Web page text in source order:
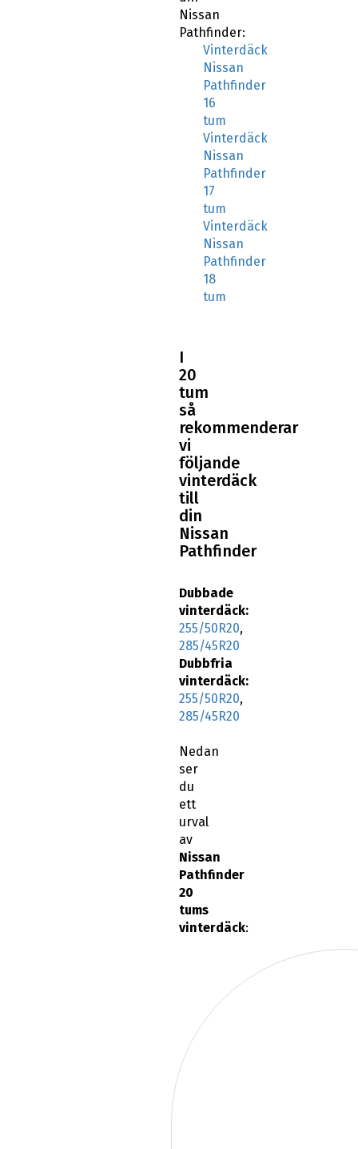
Nissan
Pathfinder:
Vinterdäck
Nissan
Pathfinder
16
tum
Vinterdäck
Nissan
Pathfinder
17
tum
Vinterdäck
Nissan
Pathfinder
18
tum
I
20
tum
så
rekommenderar
vi
följande
vinterdäck
till
din
Nissan
Pathfinder
Dubbade
vinterdäck:
255/50R20,
285/45R20
Dubbfria
vinterdäck:
255/50R20,
285/45R20
Nedan
ser
du
ett
urval
av
Nissan
Pathfinder
20
tums
vinterdäck: